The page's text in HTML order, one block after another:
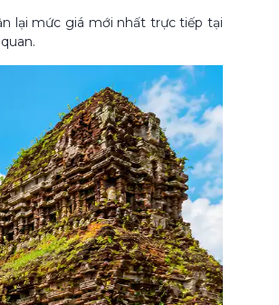
lại mức giá mới nhất trực tiếp tại